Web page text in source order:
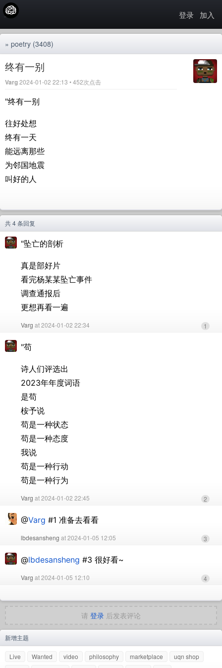
登录 加入
» poetry (3408)
终有一别
Varg2024-01-02 22:13 • 452次点击
"终有一别
往好处想
终有一天
能远离那些
为邻国地震
叫好的人
共 4 条回复
"坠亡的剖析
真是部好片
看完杨某某坠亡事件
调查通报后
更想再看一遍
Varg at 2024-01-02 22:34 1
"苟
诗人们评选出
2023年年度词语
是苟
桉予说
苟是一种状态
苟是一种态度
我说
苟是一种行动
苟是一种行为
Varg at 2024-01-02 22:45 2
@Varg #1 准备去看看
lbdesansheng at 2024-01-05 12:05 3
@lbdesansheng #3 很好看~
Varg at 2024-01-05 12:10 4
请 登录 后发表评论
新增主题
Live Wanted video philosophy marketplace
uqn shop